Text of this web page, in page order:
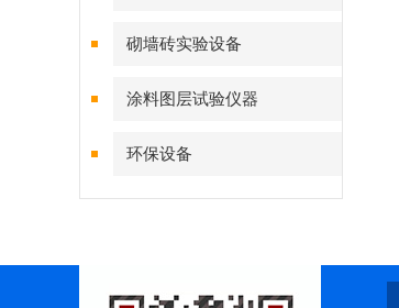
砌墙砖实验设备
涂料图层试验仪器
环保设备